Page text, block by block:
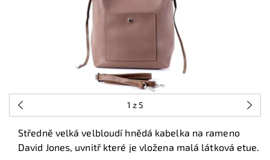
1 z 5
Středně velká velbloudí hnědá kabelka na rameno
David Jones, uvnitř které je vložena malá látková etue.